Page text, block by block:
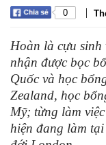
0 |
Hoàn là cựu
nhận được bọc
Quốc và học
Zealand, học
Mỹ; từng làm
hiện đang làm